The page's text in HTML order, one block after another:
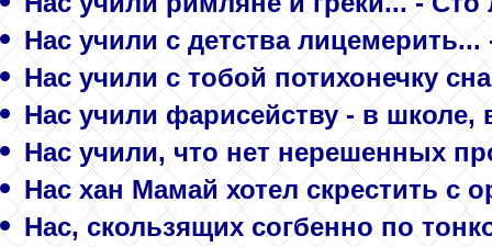
Нас учили с детства лицемерить...
Нас учили с тобой потихонечку
Нас учили фарисейству - в школе,
Нас учили, что нет нерешенных
Нас хан Мамай хотел скрестить с
Нас, скользящих согбенно по